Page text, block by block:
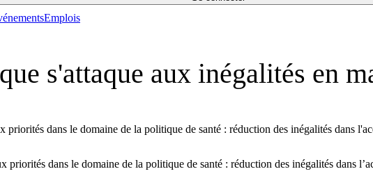
Emplois
s'attaque aux inégalités en
dans le domaine de la politique de santé : réduction des inégalités dans
dans le domaine de la politique de santé : réduction des inégalités dans